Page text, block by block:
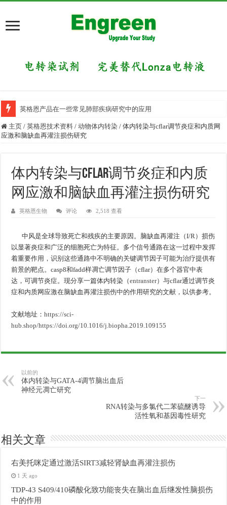
英格恩产品在一些常见肺部疾病研究中的应用
目前国内有哪些好的科研交流平台？
主页 / 英格恩技术资料 / 动物体内转染 / 体内转染与cflar调节炎症和内质网
应激和脑缺血再灌注损伤研究
体内转染与cflar调节炎症和内质
网应激和脑缺血再灌注损伤研究
英格恩生物 评论 2,518 查看
中风是全球导致死亡和残疾的主要原因。脑缺血再灌注（I/R）损伤
以显著炎症和广泛的细胞死亡为特征。多个信号通路在这一过程中发挥
着重要作用，识别这些通路中不明确的关键调节因子可能为治疗提供有
前景的靶点。casp8和fadd样凋亡调节因子（cflar）在多个器官中表
达，可调节炎症。现分享一篇体内转染（entranster）与cflar通过调节炎
症和内质网应激在脑缺血再灌注损伤中的作用研究的文献，以供参考。
文献地址：https://sci-
hub.shop/https://doi.org/10.1016/j.biopha.2019.109155
以前的
体内转染与GATA-4调节脑出血后
神经元凋亡研究
下一
RNA转染与多氯代二苯硫醚诱导
活性氧和基因毒性研究
相关文章
右美托咪定通过激活SIRT3减轻肾缺血再灌注损伤
1 天 ago
TDP-43 S409/410磷酸化致功能丧失在脑出血后继发性脑损伤
中的作用